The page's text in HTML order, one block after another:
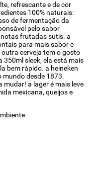
refrescante e de cor
100% naturais:
de fermentação da
pelo sabor
frutadas sutis. a
para mais sabor e
cerveja tem o gosto
350ml sleek, ela está mais
bem rápido. a heineken
mundo desde 1873.
a lager é mais leve
mexicana, queijos e